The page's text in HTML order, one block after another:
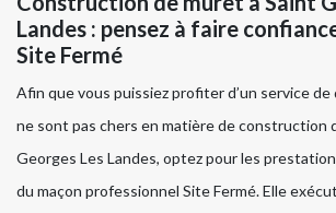
Landes : pensez à faire
Site Fermé
Afin que vous puissiez profiter d’un service de
ne sont pas chers en matière de construction
Georges Les Landes, optez pour les
du maçon professionnel Site Fermé. Elle